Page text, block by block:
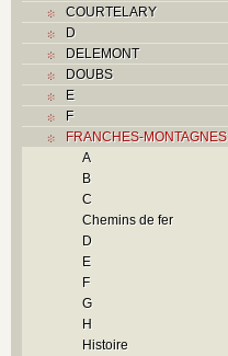
COURTELARY
D
DELEMONT
DOUBS
E
F
FRANCHES-MONTAGNES
A
B
C
Chemins de fer
D
E
F
G
H
Histoire